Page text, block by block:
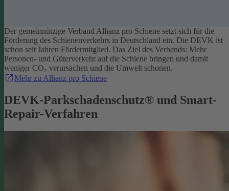
Der gemeinnützige Verband Allianz pro Schiene setzt sich für die
Förderung des Schienenverkehrs in Deutschland ein. Die DEVK ist
schon seit Jahren Fördermitglied. Das Ziel des Verbands: Mehr
Personen- und Güterverkehr auf die Schiene bringen und damit
weniger CO₂ verursachen und die Umwelt schonen.
Mehr zu Allianz pro Schiene
DEVK-Parkschadenschutz® und Smart-
Repair-Verfahren